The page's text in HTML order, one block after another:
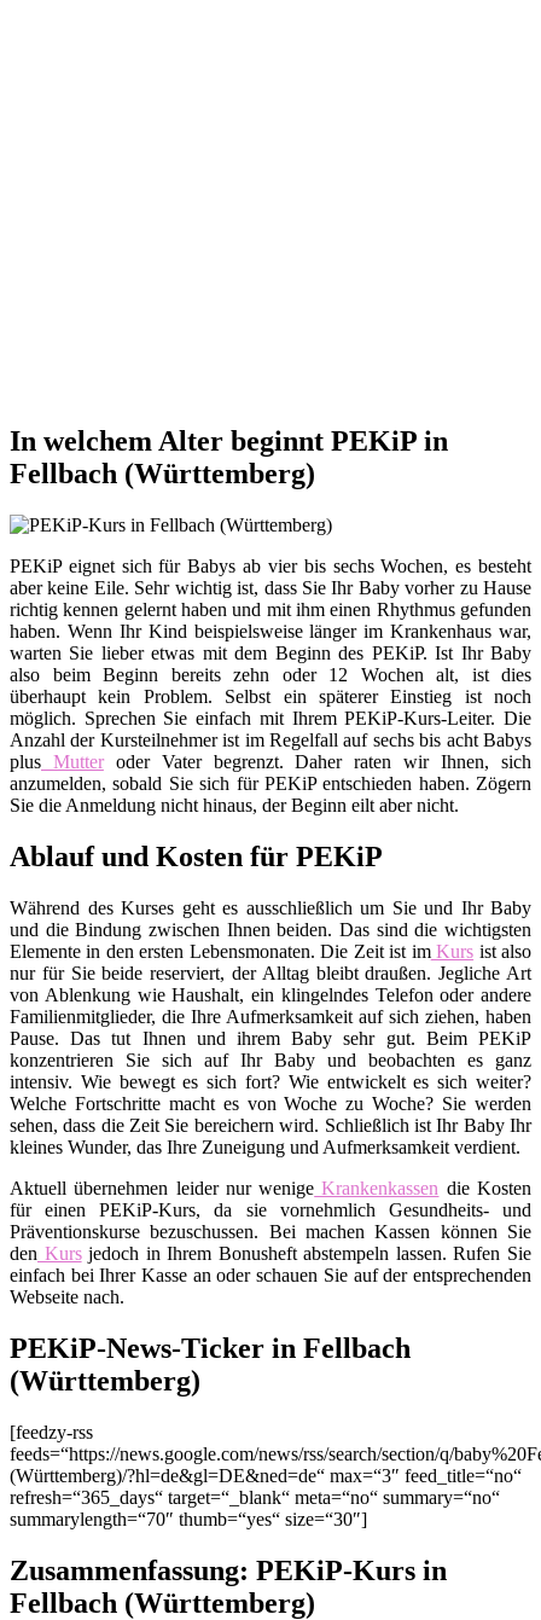
In welchem Alter beginnt PEKiP in
Fellbach (Württemberg)
PEKiP eignet sich für Babys ab vier bis sechs Wochen, es besteht
aber keine Eile. Sehr wichtig ist, dass Sie Ihr Baby vorher zu Hause
richtig kennen gelernt haben und mit ihm einen Rhythmus gefunden
haben. Wenn Ihr Kind beispielsweise länger im Krankenhaus war,
warten Sie lieber etwas mit dem Beginn des PEKiP. Ist Ihr Baby
also beim Beginn bereits zehn oder 12 Wochen alt, ist dies
überhaupt kein Problem. Selbst ein späterer Einstieg ist noch
möglich. Sprechen Sie einfach mit Ihrem PEKiP-Kurs-Leiter. Die
Anzahl der Kursteilnehmer ist im Regelfall auf sechs bis acht Babys
plus Mutteroder Vater begrenzt. Daher raten wir Ihnen, sich
anzumelden, sobald Sie sich für PEKiP entschieden haben. Zögern
Sie die Anmeldung nicht hinaus, der Beginn eilt aber nicht.
Ablauf und Kosten für PEKiP
Während des Kurses geht es ausschließlich um Sie und Ihr Baby
und die Bindung zwischen Ihnen beiden. Das sind die wichtigsten
Elemente in den ersten Lebensmonaten. Die Zeit ist imKurs ist also
nur für Sie beide reserviert, der Alltag bleibt draußen. Jegliche Art
von Ablenkung wie Haushalt, ein klingelndes Telefon oder andere
Familienmitglieder, die Ihre Aufmerksamkeit auf sich ziehen, haben
Pause. Das tut Ihnen und ihrem Baby sehr gut. Beim PEKiP
konzentrieren Sie sich auf Ihr Baby und beobachten es ganz
intensiv. Wie bewegt es sich fort? Wie entwickelt es sich weiter?
Welche Fortschritte macht es von Woche zu Woche? Sie werden
sehen, dass die Zeit Sie bereichern wird. Schließlich ist Ihr Baby Ihr
kleines Wunder, das Ihre Zuneigung und Aufmerksamkeit verdient.
Aktuell übernehmen leider nur wenige Krankenkassen die Kosten
für einen PEKiP-Kurs, da sie vornehmlich Gesundheits- und
Präventionskurse bezuschussen. Bei machen Kassen können Sie
den Kursjedoch in Ihrem Bonusheft abstempeln lassen. Rufen Sie
einfach bei Ihrer Kasse an oder schauen Sie auf der entsprechenden
Webseite nach.
PEKiP-News-Ticker in Fellbach
(Württemberg)
[feedzy-rss
feeds=“https://news.google.com/news/rss/search/section/q/
(Württemberg)/?hl=de&gl=DE&ned=de“ max=“3″ feed_title=“no“
refresh=“365_days“ target=“_blank“ meta=“no“ summary=“no“
summarylength=“70″ thumb=“yes“ size=“30″]
Zusammenfassung: PEKiP-Kurs in
Fellbach (Württemberg)